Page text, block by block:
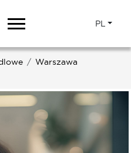
PL
Warszawa